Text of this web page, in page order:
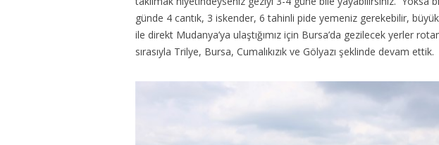
günde 4 cantık, 3 iskender, 6 tahinli pide yemeniz gerekebilir,
ile direkt Mudanya’ya ulaştığımız için Bursa’da gezilecek yerler
sırasıyla Trilye, Bursa, Cumalıkızık ve Gölyazı şeklinde devam ettik.